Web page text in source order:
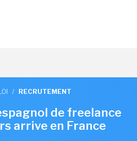
/ RECRUTEMENT
de freelance
arrive en France